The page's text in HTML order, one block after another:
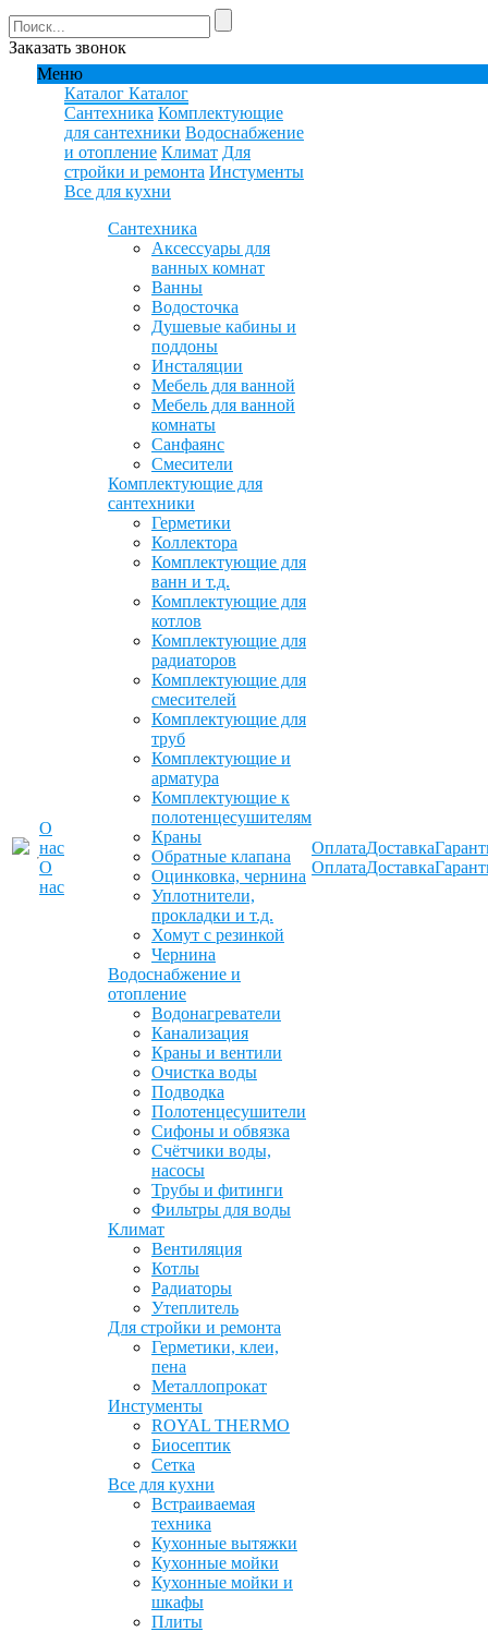
Заказать звонок
Меню
О
нас
О
нас
Каталог Каталог
Сантехника Комплектующие
для сантехники Водоснабжение
и отопление Климат Для
стройки и ремонта Инстументы
Все для кухни
Сантехника
Аксессуары для
ванных комнат
Ванны
Водосточка
Душевые кабины и
поддоны
Инсталяции
Мебель для ванной
Мебель для ванной
комнаты
Санфаянс
Смесители
Комплектующие для
сантехники
Герметики
Коллектора
Комплектующие для
ванн и т.д.
Комплектующие для
котлов
Комплектующие для
радиаторов
Комплектующие для
смесителей
Комплектующие для
труб
Комплектующие и
арматура
Комплектующие к
полотенцесушителям
Краны
Обратные клапана
Оцинковка, чернина
Уплотнители,
прокладки и т.д.
Хомут с резинкой
Чернина
Водоснабжение и
отопление
Водонагреватели
Канализация
Краны и вентили
Очистка воды
Подводка
Полотенцесушители
Сифоны и обвязка
Счётчики воды,
насосы
Трубы и фитинги
Фильтры для воды
Климат
Вентиляция
Котлы
Радиаторы
Утеплитель
Для стройки и ремонта
Герметики, клеи,
пена
Металлопрокат
Инстументы
ROYAL THERMO
Биосептик
Сетка
Все для кухни
Встраиваемая
техника
Кухонные вытяжки
Кухонные мойки
Кухонные мойки и
шкафы
Плиты
Оплата
Оплата
Доставка
Доставка